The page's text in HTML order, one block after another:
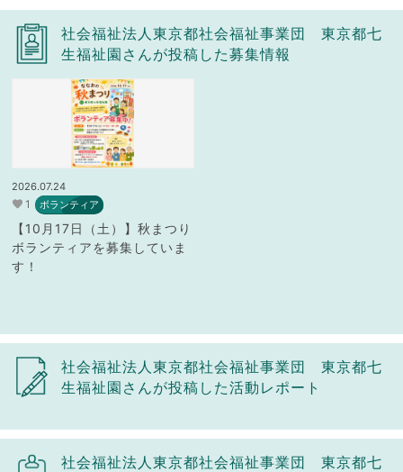
社会福祉法人東京都社会福祉事業団 東京都七
生福祉園さんが投稿した募集情報
2026.07.24
1 ボランティア
【10月17日（土）】秋まつり
ボランティアを募集していま
す！
社会福祉法人東京都社会福祉事業団 東京都七
生福祉園さんが投稿した活動レポート
社会福祉法人東京都社会福祉事業団 東京都七